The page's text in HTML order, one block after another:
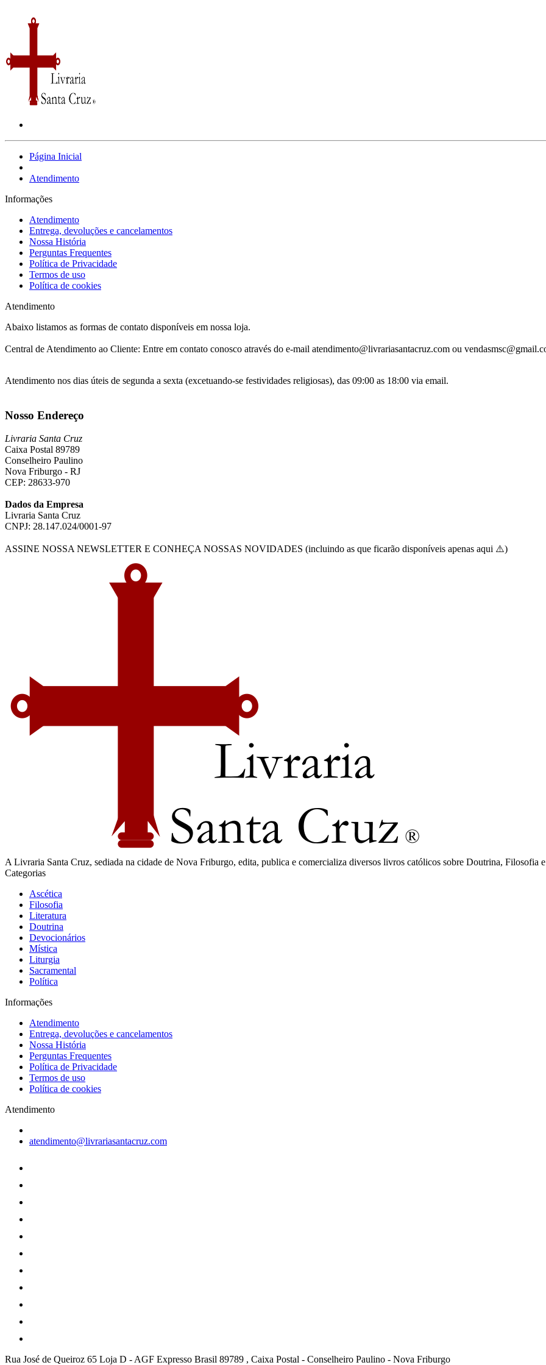
Página Inicial
Atendimento
Informações
Atendimento
Entrega, devoluções e cancelamentos
Nossa História
Perguntas Frequentes
Política de Privacidade
Termos de uso
Política de cookies
Atendimento
Abaixo listamos as formas de contato disponíveis em nossa loja.
Central de Atendimento ao Cliente: Entre em contato conosco através do e-mail atendimento@livrariasantacruz.com ou
Atendimento nos dias úteis de segunda a sexta (excetuando-se festividades religiosas), das 09:00 as 18:00 via email.
Nosso Endereço
Livraria Santa Cruz
Caixa Postal 89789
Conselheiro Paulino
Nova Friburgo - RJ
CEP: 28633-970
Dados da Empresa
Livraria Santa Cruz
CNPJ: 28.147.024/0001-97
ASSINE NOSSA NEWSLETTER E CONHEÇA NOSSAS NOVIDADES (incluindo as que ficarão disponíveis apenas aqui ⚠️)
A Livraria Santa Cruz, sediada na cidade de Nova Friburgo, edita, publica e comercializa diversos livros católicos sobre Doutrina, Filosofia
Categorias
Ascética
Filosofia
Literatura
Doutrina
Devocionários
Mística
Liturgia
Sacramental
Política
Informações
Atendimento
Entrega, devoluções e cancelamentos
Nossa História
Perguntas Frequentes
Política de Privacidade
Termos de uso
Política de cookies
Atendimento
atendimento@livrariasantacruz.com
Rua José de Queiroz 65 Loja D - AGF Expresso Brasil 89789 , Caixa Postal - Conselheiro Paulino - Nova Friburgo